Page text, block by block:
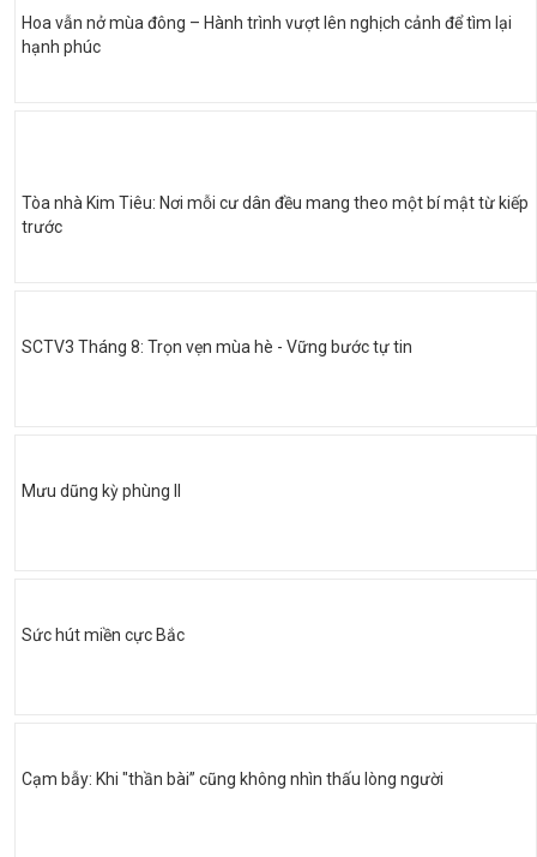
Hoa vẫn nở mùa đông – Hành trình vượt lên nghịch cảnh để tìm lại
hạnh phúc
Tòa nhà Kim Tiêu: Nơi mỗi cư dân đều mang theo một bí mật từ kiếp
trước
SCTV3 Tháng 8: Trọn vẹn mùa hè - Vững bước tự tin
Mưu dũng kỳ phùng II
Sức hút miền cực Bắc
Cạm bẫy: Khi "thần bài” cũng không nhìn thấu lòng người